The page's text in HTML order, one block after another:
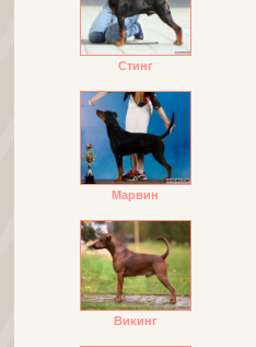
Стинг
Марвин
Викинг